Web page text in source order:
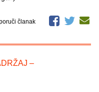
članak
–